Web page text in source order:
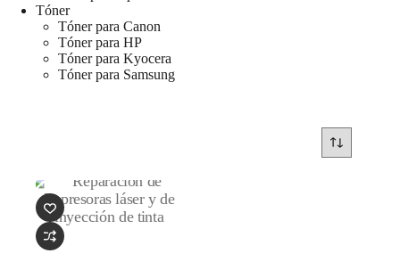
Tóner
Tóner para Canon
Tóner para HP
Tóner para Kyocera
Tóner para Samsung